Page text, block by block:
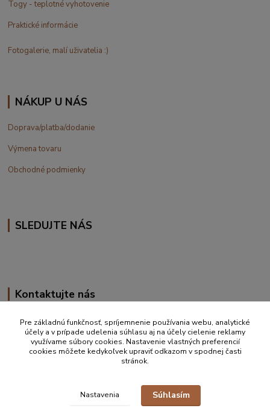
Togy - teplotné vyhotovenie
Praktické informácie
Fotogalerie, malí uživatelia :)
NÁKUP U NÁS
Doprava/platba/dodanie
Výmena tovaru
Obchodné podmienky
SLEDUJTE NÁS
Kontaktujte nás
+420 777 610 855
info@vakynaspanie.sk
Pre základnú funkčnosť, spríjemnenie používania webu, analytické
účely a v prípade udelenia súhlasu aj na účely cielenie reklamy
využívame súbory cookies. Nastavenie vlastných preferencií
cookies môžete kedykoľvek upraviť odkazom v spodnej časti
stránok.
Nastavenia Súhlasím